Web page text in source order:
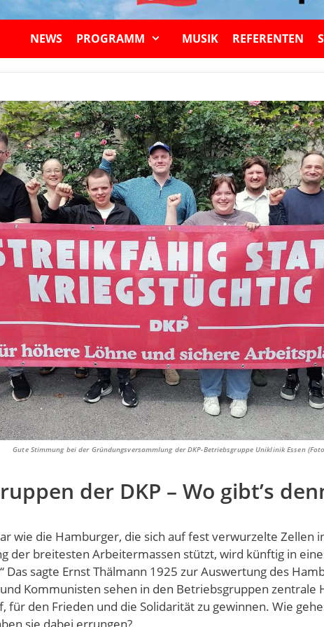
NEWS PROGRAMM MUSIK REFERENTEN
Gute Stimmung bei der Gründungsversammlung der DKP-Betriebsgruppe Uniklinik Essen
der DKP – Wo gibt’s
wie die Hamburger, die sich auf fest verwurzelte Zellen
der breitesten Arbeitermassen stützt, wird künftig in
Das sagte Ernst Thälmann 1925 zur Auswertung des
Kommunisten sehen in den Betriebsgruppen zentrale
für den Frieden und die Solidarität zu gewinnen. Wie